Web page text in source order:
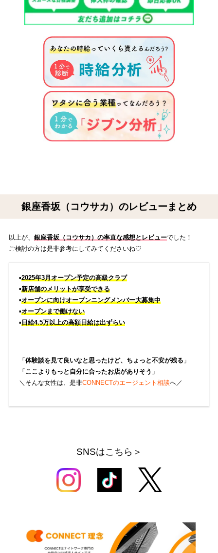
銀座香坂（コウサカ）のレビューまとめ
以上が、 銀座香坂（コウサカ）の率直な感想とレビューでした！
ご検討の方は是非参考にしてみてくださいね♡
▪️2025年3月オープン予定の高級クラブ
▪️新店舗のメリットが享受できる
▪️オープンに向けオープンニングメンバー大募集中
▪️オープンまで働けない
▪️日給4.5万以上の高額日給は出ずらい
「 体験談を見て良いなと思ったけど、ちょっと不安が残る 」
「 ここよりもっと自分に合ったお店がありそう 」
＼そんな女性は、是非CONNECTのエージェント相談へ／
SNSはこちら＞